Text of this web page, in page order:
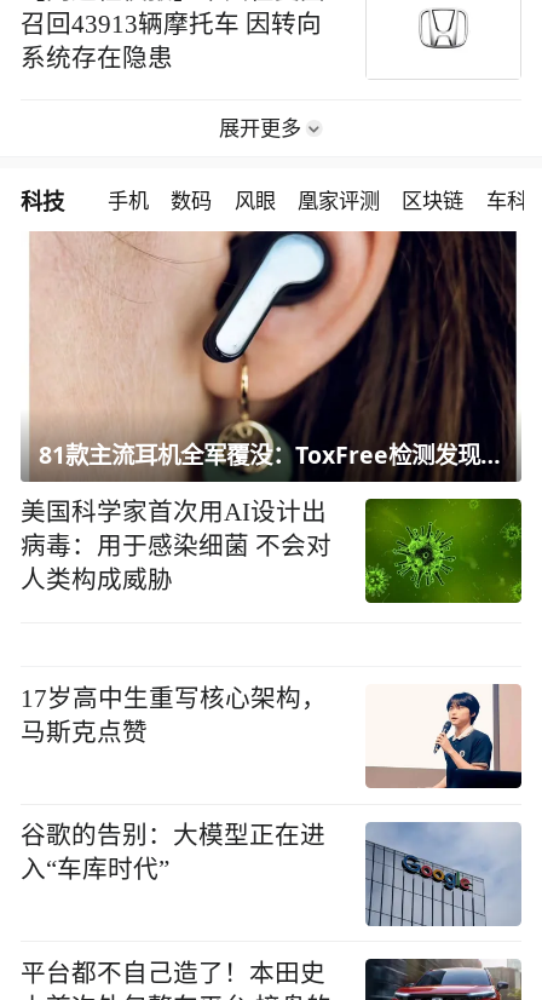
召回43913辆摩托车 因转向
系统存在隐患
展开更多
科技 手机 数码 风眼 凰家评测 区块链 车科
81款主流耳机全军覆没：ToxFree检测发现均含对人体有害化学物质
美国科学家首次用AI设计出
病毒：用于感染细菌 不会对
人类构成威胁
17岁高中生重写核心架构，
马斯克点赞
谷歌的告别：大模型正在进
入“车库时代”
平台都不自己造了！本田史